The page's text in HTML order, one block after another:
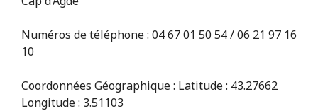
Numéros de téléphone : 04 67 01 50 54 / 06 21 97 16
10
Coordonnées Géographique : Latitude : 43.27662
Longitude : 3.51103